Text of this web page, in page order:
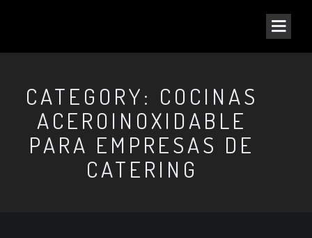
CATEGORY: COCINAS
ACEROINOXIDABLE
PARA EMPRESAS DE
CATERING